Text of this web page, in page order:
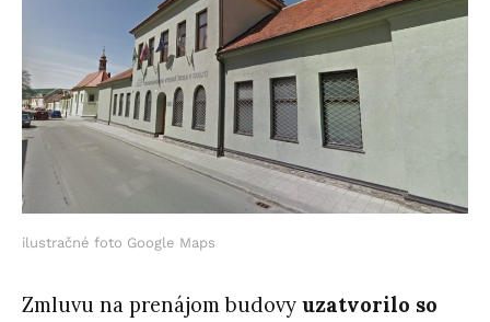
ilustračné foto Google Maps
Zmluvu na prenájom budovy uzatvorilo so